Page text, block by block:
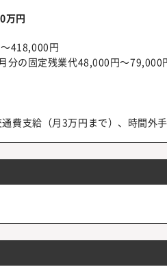
万円
418,000円
の固定残業代48,000円～79,000
費支給（月3万円まで）、時間外